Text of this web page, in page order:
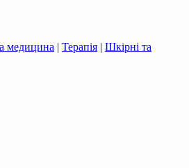
медицина | Терапія | Шкірні та